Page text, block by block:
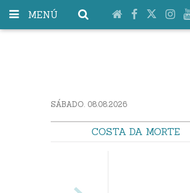
MENÚ
SÁBADO. 08.08.2026
COSTA DA MORTE